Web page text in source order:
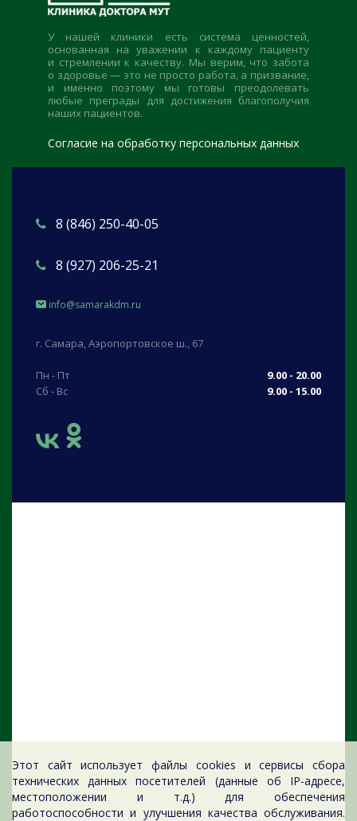
Этот сайт использует файлы cookies и сервисы сбора
технических данных посетителей (данные об IP-адресе,
местоположении и т.д.) для обеспечения
работоспособности и улучшения качества обслуживания.
У нашей клиники есть система ценностей,
основанная на уважении к каждому пациенту
и стремлении к качеству. Мы верим, что забота
о здоровье — это не просто работа, а призвание,
и именно поэтому мы готовы преодолевать
любые преграды для достижения благополучия
наших пациентов.
Согласие на обработку персональных данных
8 (846) 250-40-05
8 (927) 206-25-21
info@samarakdm.ru
г. Самара, Аэропортовское ш., 67
Пн - Пт
9.00 - 20.00
Сб - Вс
9.00 - 15.00